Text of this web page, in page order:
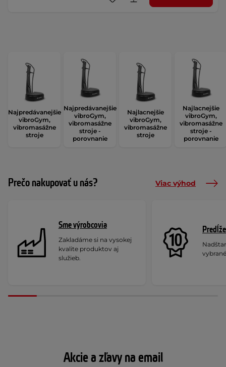
Najpredávanejšie
vibroGym,
vibromasážne
stroje
Najpredávanejšie
vibroGym,
vibromasážne
stroje -
porovnanie
Najlacnejšie
vibroGym,
vibromasážne
stroje
Najlacnejšie
vibroGym,
vibromasážne
stroje -
porovnanie
Prečo nakupovať u nás? Viac výhod
Sme výrobcovia
Zakladáme si na vysokej
kvalite produktov aj
služieb.
Akcie a zľavy na email